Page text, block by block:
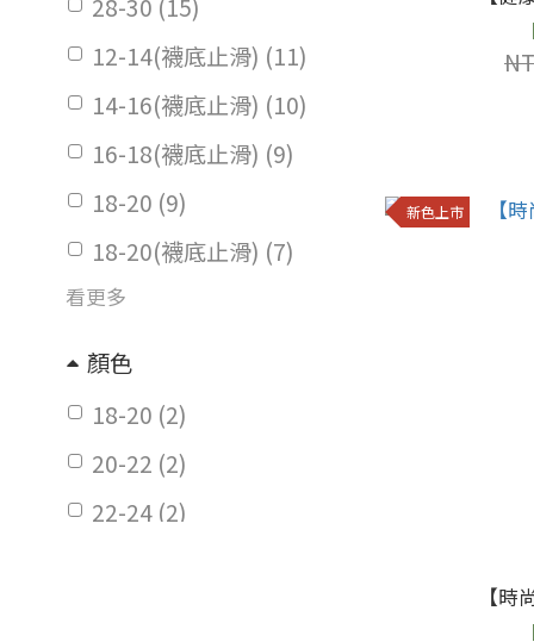
28-30 (15)
12-14(襪底止滑) (11)
14-16(襪底止滑) (10)
16-18(襪底止滑) (9)
18-20 (9)
18-20(襪底止滑) (7)
看更多
顏色
18-20 (2)
20-22 (2)
22-24 (2)
新色上市
【時